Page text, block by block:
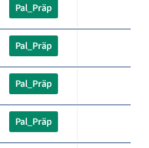
Pal_Präp
Pal_Präp
Pal_Präp
Pal_Präp